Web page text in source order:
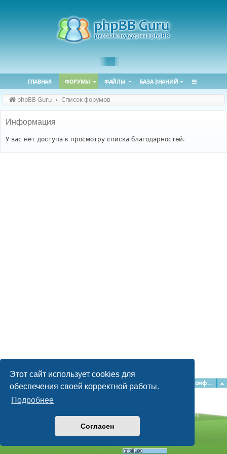
Этот сайт использует cookies для
обеспечения своей корректной работы.
Подробнее
Согласен
ГЛАВНАЯ ФОРУМЫ ФАЙЛЫ БАЗА ЗНАНИЙ
phpBB Guru Список форумов
Информация
У вас нет доступа к просмотру списка благодарностей.
Главная Форумы Конфиденциальность
Наша команда
Time: 0.041s| Peak Memory Usage: 2.15 МБ | GZIP: Off |
Queries: 10
© phpBB Guru, 2004—2026
Powered by
Style byArtodia